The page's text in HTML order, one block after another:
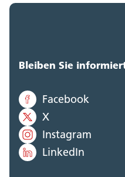
Bleiben Sie
Facebook
X
Instagram
LinkedIn